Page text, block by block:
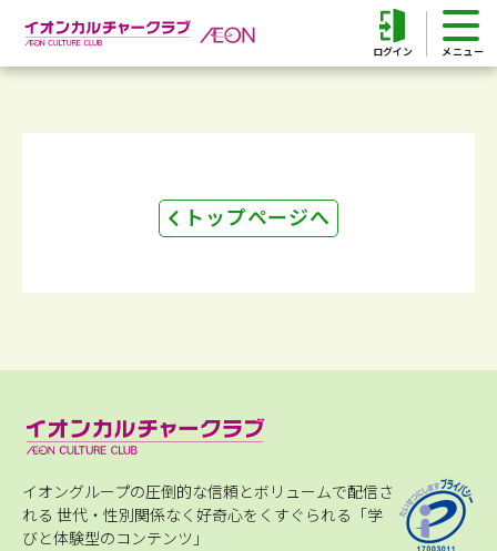
ログイン
トップページへ
イオングループの圧倒的な信頼とボリュームで配信さ
れる 世代・性別関係なく好奇心をくすぐられる「学
びと体験型のコンテンツ」